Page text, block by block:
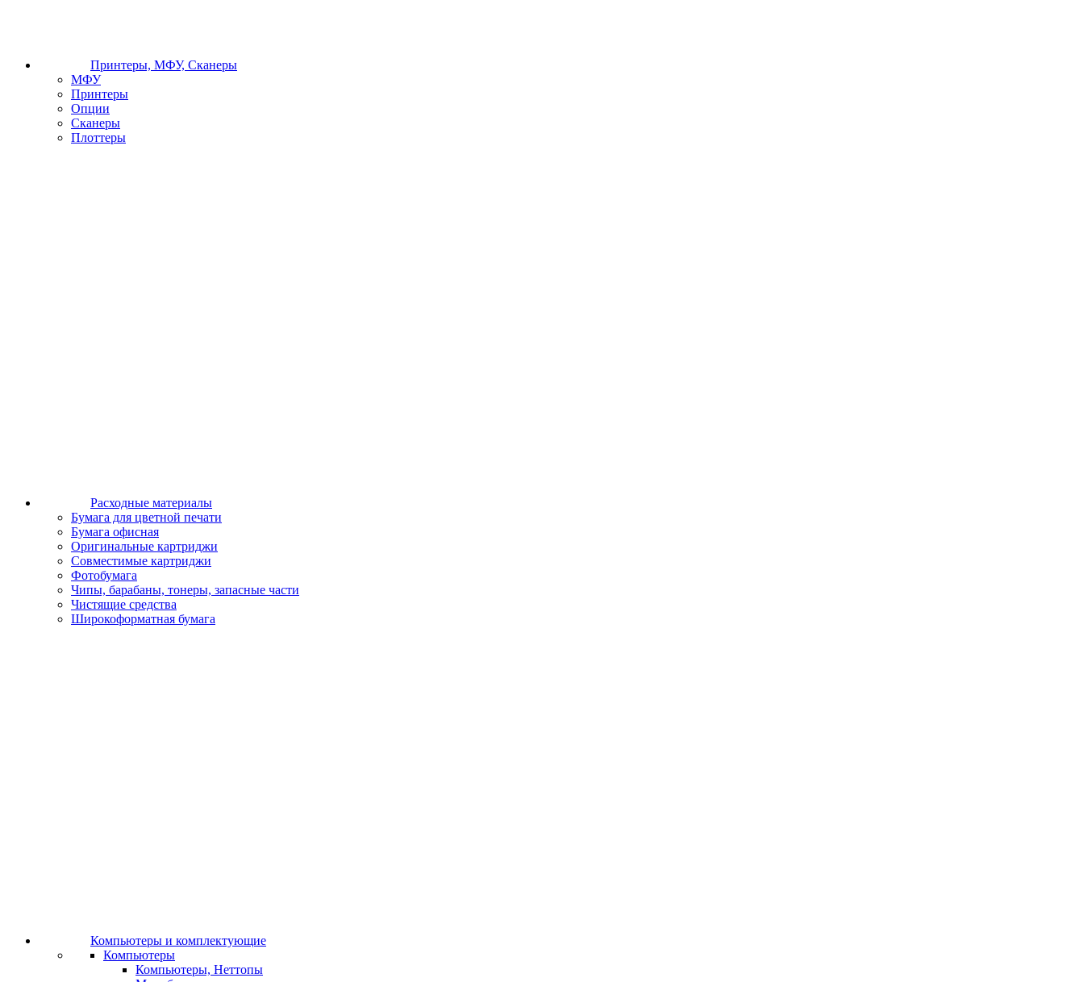
Принтеры, МФУ, Сканеры
МФУ
Принтеры
Опции
Сканеры
Плоттеры
Расходные материалы
Бумага для цветной печати
Бумага офисная
Оригинальные картриджи
Совместимые картриджи
Фотобумага
Чипы, барабаны, тонеры, запасные части
Чистящие средства
Широкоформатная бумага
Компьютеры и комплектующие
Компьютеры
Компьютеры, Неттопы